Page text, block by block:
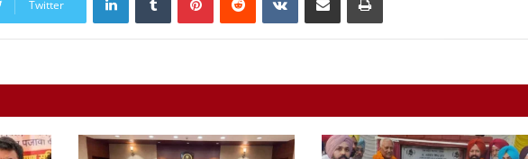
Twitter